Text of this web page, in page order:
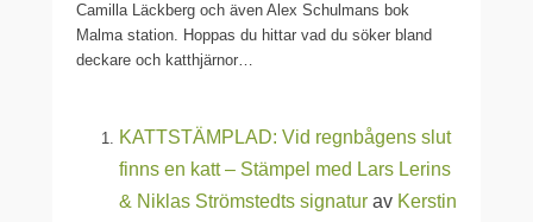
Camilla Läckberg och även Alex Schulmans bok
Malma station. Hoppas du hittar vad du söker bland
deckare och katthjärnor…
KATTSTÄMPLAD: Vid regnbågens slut
finns en katt – Stämpel med Lars Lerins
& Niklas Strömstedts signatur av Kerstin